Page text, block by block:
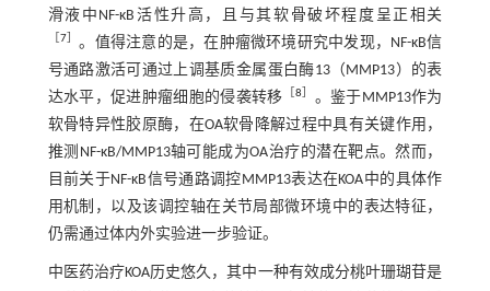
滑液中NF-κB活性升高，且与其软骨破坏程度呈正相关
7］ 。值得注意的是，在肿瘤微环境研究中发现，NF-κB信
号通路激活可通过上调基质金属蛋白酶13（MMP13）的表
达水平，促进肿瘤细胞的侵袭转移 ［8
。鉴于MMP13作为
软骨特异性胶原酶，在OA软骨降解过程中具有关键作用，
推测NF-κB/MMP13轴可能成为OA治疗的潜在靶点。然而，
目前关于NF-κB信号通路调控MMP13表达在KOA中的具体作
用机制，以及该调控轴在关节局部微环境中的表达特征，
仍需通过体内外实验进一步验证。
中医药治疗KOA历史悠久，其中一种有效成分桃叶珊瑚苷是